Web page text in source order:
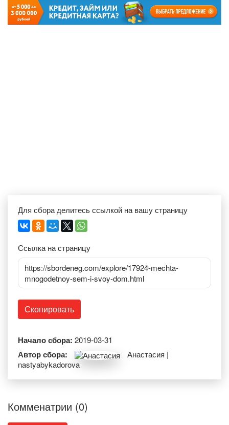
Для сбора делитесь ссылкой на вашу страницу
Ссылка на страницу
https://sbordeneg.com/explore/17924-mechta-
mnogodetnoy-sem-i-svoy-dom.html
Скопировать
Начало сбора: 2019-03-31
Автор сбора:
Анастасия |
nastyabykadorova
Комменатрии (0)